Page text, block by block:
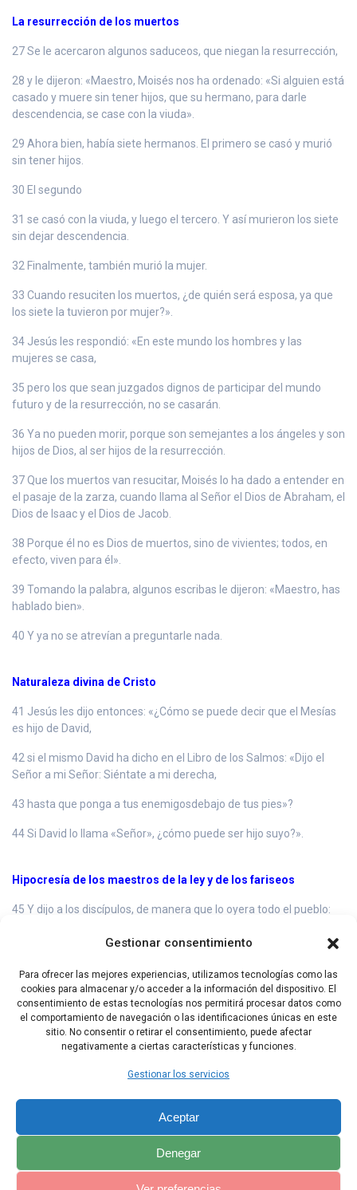
Gestionar consentimiento
Para ofrecer las mejores experiencias, utilizamos tecnologías como las
cookies para almacenar y/o acceder a la información del dispositivo. El
consentimiento de estas tecnologías nos permitirá procesar datos como
el comportamiento de navegación o las identificaciones únicas en este
sitio. No consentir o retirar el consentimiento, puede afectar
negativamente a ciertas características y funciones.
Gestionar los servicios
Aceptar
Denegar
La resurrección de los muertos
27 Se le acercaron algunos saduceos, que niegan la resurrección,
28 y le dijeron: «Maestro, Moisés nos ha ordenado: «Si alguien está
casado y muere sin tener hijos, que su hermano, para darle
descendencia, se case con la viuda».
29 Ahora bien, había siete hermanos. El primero se casó y murió
sin tener hijos.
30 El segundo
31 se casó con la viuda, y luego el tercero. Y así murieron los siete
sin dejar descendencia.
32 Finalmente, también murió la mujer.
33 Cuando resuciten los muertos, ¿de quién será esposa, ya que
los siete la tuvieron por mujer?».
34 Jesús les respondió: «En este mundo los hombres y las
mujeres se casa,
35 pero los que sean juzgados dignos de participar del mundo
futuro y de la resurrección, no se casarán.
36 Ya no pueden morir, porque son semejantes a los ángeles y son
hijos de Dios, al ser hijos de la resurrección.
37 Que los muertos van resucitar, Moisés lo ha dado a entender en
el pasaje de la zarza, cuando llama al Señor el Dios de Abraham, el
Dios de Isaac y el Dios de Jacob.
38 Porque él no es Dios de muertos, sino de vivientes; todos, en
efecto, viven para él».
39 Tomando la palabra, algunos escribas le dijeron: «Maestro, has
hablado bien».
40 Y ya no se atrevían a preguntarle nada.
Naturaleza divina de Cristo
41 Jesús les dijo entonces: «¿Cómo se puede decir que el Mesías
es hijo de David,
42 si el mismo David ha dicho en el Libro de los Salmos: «Dijo el
Señor a mi Señor: Siéntate a mi derecha,
43 hasta que ponga a tus enemigosdebajo de tus pies»?
44 Si David lo llama «Señor», ¿cómo puede ser hijo suyo?».
Hipocresía de los maestros de la ley y de los fariseos
45 Y dijo a los discípulos, de manera que lo oyera todo el pueblo:
46 «Tengan cuidado de los escribas, a quienes les gusta pasearse
primero asientos en las sinagogas y en los banquetes;
47 que devoran los bienes de las viudas y fingen hacer largas
oraciones. Esos serán juzgados con más severidad».
Capítulo Anterior Capítulo Siguiente